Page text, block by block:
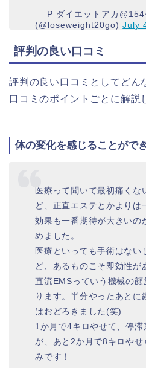
— P ダイエットアカ@154
(@loseweight20go)July
評判の良い口コミ
評判の良い口コミとしてどん
口コミのポイントごとに解説
体の変化を感じることがで
医療って聞いて最初痛くな
ど、正直エステとかよりは
効果も一番期待が大きいの
めました。
医療といっても手術はない
ど、あるものこそ即効性が
直流EMSっていう機械の
ります。半分やったあとに
はおどろきました(笑)
1か月で4キロやせて、停滞
が、あと2か月で8キロやせ
みです！